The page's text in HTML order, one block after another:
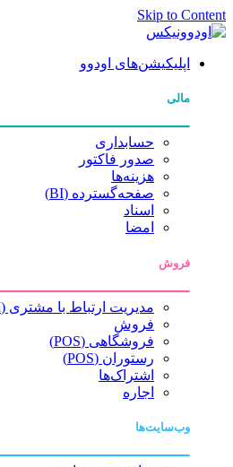
Skip to Content
اپلیکیشن‌های اودوو
مالی
حسابداری
صدور فاکتور
هزینه‌ها
صفحه‌گسترده (BI)
اسناد
امضا
فروش
مدیریت ارتباط با مشتری (CRM)
فروش
فروشگاهی (POS)
رستوران (POS)
اشتراک‌ها
اجاره
وب‌سایت‌ها